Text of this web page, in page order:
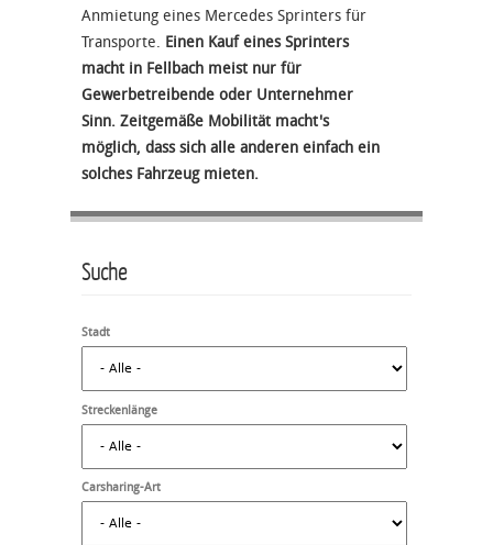
Anmietung eines Mercedes Sprinters für
Transporte. Einen Kauf eines Sprinters
macht in Fellbach meist nur für
Gewerbetreibende oder Unternehmer
Sinn. Zeitgemäße Mobilität macht's
möglich, dass sich alle anderen einfach ein
solches Fahrzeug mieten.
Suche
Stadt
Streckenlänge
Carsharing-Art